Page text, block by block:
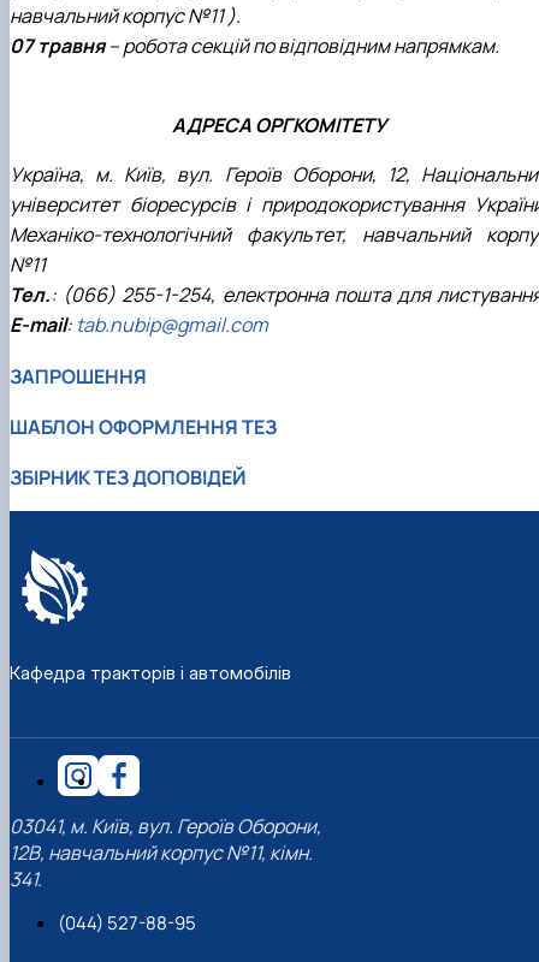
навчальний корпус №11 ).
07 травня– робота секцій по відповідним напрямкам.
АДРЕСА ОРГКОМІТЕТУ
Україна, м. Київ, вул. Героїв Оборони, 12,
університет біоресурсів і природокористування
Механіко-технологічний факультет, навчальний
№11
Тел.: (066) 255-1-254, електронна пошта для
Е-mail: tab.nubip@gmail.com
ЗАПРОШЕННЯ
ШАБЛОН ОФОРМЛЕННЯ ТЕЗ
ЗБІРНИК ТЕЗ ДОПОВІДЕЙ
Кафедра тракторів і автомобілів
03041, м. Київ, вул. Героїв Оборони,
12В, навчальний корпус №11, кімн.
341.
(044) 527-88-95